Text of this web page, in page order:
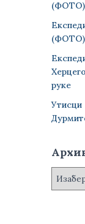
(ФОТО)
(ФОТО)
руке